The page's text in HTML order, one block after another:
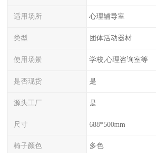
适用场所 心理辅导室
类型 团体活动器材
使用场景 学校,心理咨询室等
是否现货 是
源头工厂 是
尺寸 688*500mm
椅子颜色 多色